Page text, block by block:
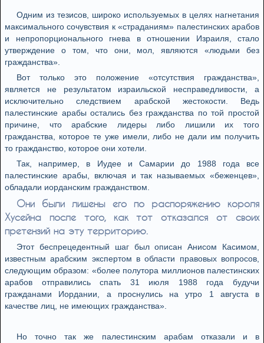
Одним из тезисов, широко используемых в целях нагнетания
максимального сочувствия к «страданиям» палестинских арабов
и непропорционального гнева в отношении Израиля, стало
утверждение о том, что они, мол, являются «людьми без
гражданства».
Вот только это положение «отсутствия гражданства»,
является не результатом израильской несправедливости, а
исключительно следствием арабской жестокости. Ведь
палестинские арабы остались без гражданства по той простой
причине, что арабские лидеры либо лишили их того
гражданства, которое те уже имели, либо не дали им получить
то гражданство, которое они хотели.
Так, например, в Иудее и Самарии до 1988 года все
палестинские арабы, включая и так называемых «беженцев»,
обладали иорданским гражданством.
Они были лишены его по распоряжению короля
Хусейна после того, как тот отказался от своих
претензий на эту территорию.
Этот беспрецедентный шаг был описан Анисом Касимом,
известным арабским экспертом в области правовых вопросов,
следующим образом: «более полутора миллионов палестинских
арабов отправились спать 31 июля 1988 года будучи
гражданами Иордании, а проснулись на утро 1 августа в
качестве лиц, не имеющих гражданства».
Но точно так же палестинским арабам отказали и в